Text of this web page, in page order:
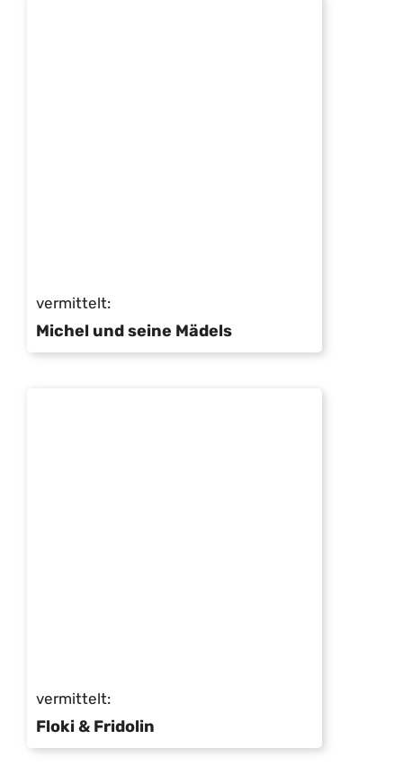
vermittelt:
Michel und seine Mädels
vermittelt:
Floki & Fridolin